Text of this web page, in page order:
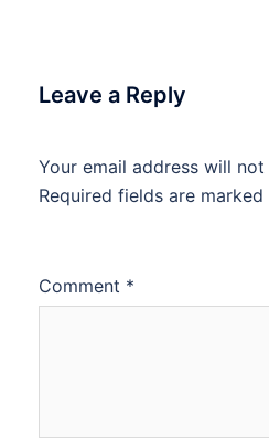
Leave a Reply
Your email address will
Required fields are marked
Comment *